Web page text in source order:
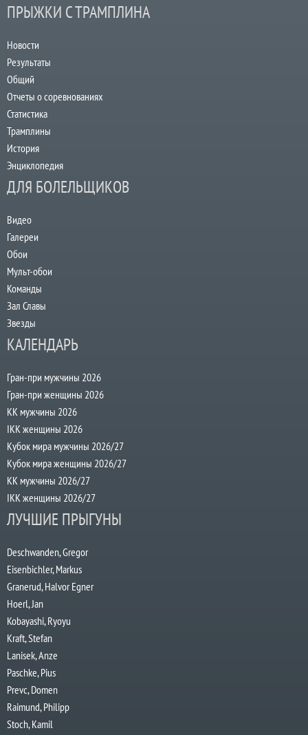
ПРЫЖКИ С ТРАМПЛИНА
Новости
Результаты
Общий
Отчеты о соревнованиях
Статистика
Трамплины
История
Энциклопедия
ДЛЯ БОЛЕЛЬЩИКОВ
Видео
Галереи
Обои
Мульт-обои
Команды
Зал Славы
Звезды
КАЛЕНДАРЬ
Гран-при мужчины 2026
Гран-при женщины 2026
КК мужчины 2026
IKK женщины 2026
Кубок мира мужчины 2026/27
Кубок мира женщины 2026/27
КК мужчины 2026/27
IKK женщины 2026/27
ЛУЧШИЕ ПРЫГУНЫ
Deschwanden, Gregor
Eisenbichler, Markus
Granerud, Halvor Egner
Hoerl, Jan
Kobayashi, Ryoyu
Kraft, Stefan
Lanisek, Anze
Paschke, Pius
Prevc, Domen
Raimund, Philipp
Stoch, Kamil